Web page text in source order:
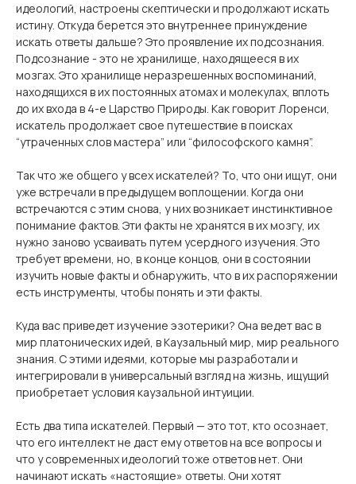
идеологий, настроены скептически и продолжают искать
истину. Откуда берется это внутреннее принуждение
искать ответы дальше? Это проявление их подсознания.
Подсознание - это не хранилище, находящееся в их
мозгах. Это хранилище неразрешенных воспоминаний,
находящихся в их постоянных атомах и молекулах, вплоть
до их входа в 4-е Царство Природы. Как говорит Лоренси,
искатель продолжает свое путешествие в поисках
“утраченных слов мастера” или “философского камня”.
Так что же общего у всех искателей? То, что они ищут, они
уже встречали в предыдущем воплощении. Когда они
встречаются с этим снова, у них возникает инстинктивное
понимание фактов. Эти факты не хранятся в их мозгу, их
нужно заново усваивать путем усердного изучения. Это
требует времени, но, в конце концов, они в состоянии
изучить новые факты и обнаружить, что в их распоряжении
есть инструменты, чтобы понять и эти факты.
Куда вас приведет изучение эзотерики? Она ведет вас в
мир платонических идей, в Каузальный мир, мир реального
знания. С этими идеями, которые мы разработали и
интегрировали в универсальный взгляд на жизнь, ищущий
приобретает условия каузальной интуиции.
Есть два типа искателей. Первый — это тот, кто осознает,
что его интеллект не даст ему ответов на все вопросы и
что у современных идеологий тоже ответов нет. Они
начинают искать «настоящие» ответы. Они хотят